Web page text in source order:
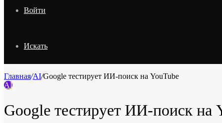
Войти
Искать
Главная/AI/Google тестирует ИИ-поиск на YouTube
AI
Google тестирует ИИ-поиск на